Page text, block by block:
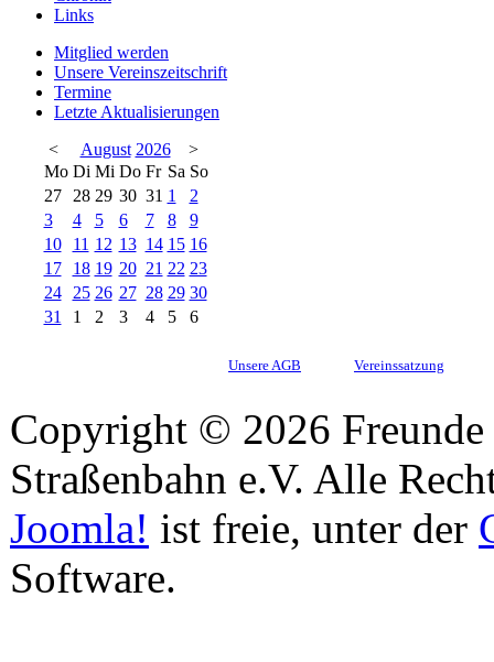
Links
Mitglied werden
Unsere Vereinszeitschrift
Termine
Letzte Aktualisierungen
<
August 2026
>
Mo Di Mi Do Fr Sa So
27
28 29 30 31 1
2
3
4 5 6 7 8
9
10
11 12 13 14 15 16
17
18 19 20 21 22 23
24
25 26 27 28 29 30
31
1 2 3 4 5 6
Unsere AGB Vereinssatzung
Copyright © 2026
Straßenbahn e.V. Alle
Joomla! ist freie, unter der
Software.